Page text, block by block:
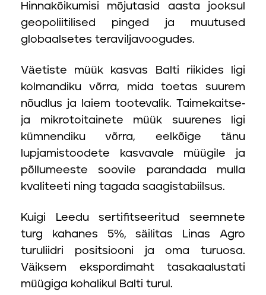
Hinnakõikumisi mõjutasid aasta jooksul
geopoliitilised pinged ja muutused
globaalsetes teraviljavoogudes.
Väetiste müük kasvas Balti riikides ligi
kolmandiku võrra, mida toetas suurem
nõudlus ja laiem tootevalik. Taimekaitse-
ja mikrotoitainete müük suurenes ligi
kümnendiku võrra, eelkõige tänu
lupjamistoodete kasvavale müügile ja
põllumeeste soovile parandada mulla
kvaliteeti ning tagada saagistabiilsus.
Kuigi Leedu sertifitseeritud seemnete
turg kahanes 5%, säilitas Linas Agro
turuliidri positsiooni ja oma turuosa.
Väiksem ekspordimaht tasakaalustati
müügiga kohalikul Balti turul.